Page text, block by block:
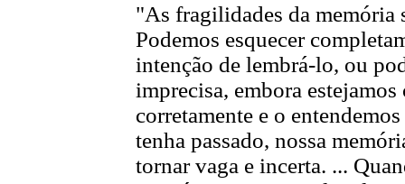
"As fragilidades da memória
Podemos esquecer
intenção de lembrá-lo, ou
imprecisa, embora
corretamente e o
tenha passado, nossa
tornar vaga e incerta. ...